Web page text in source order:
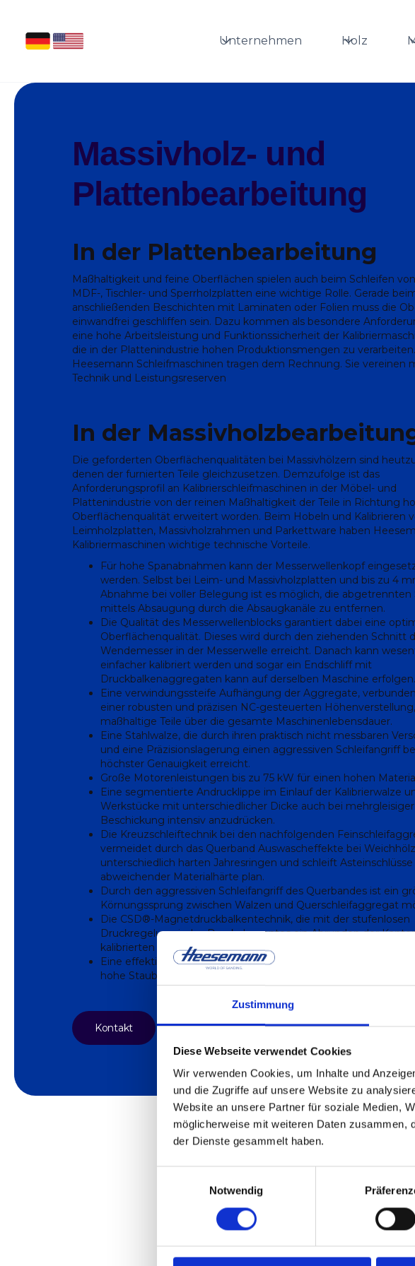
Zustimmung
Diese Webseite verwendet Cookies
Wir verwenden Cookies, um Inhalte und
und die Zugriffe auf unsere Website zu
Website an unsere Partner für soziale Medien,
möglicherweise mit weiteren Daten zusammen,
der Dienste gesammelt haben.
Notwendig
Unternehmen Holz
Massivholz- und
Plattenbearbeitung
In der Plattenbearbeitung
Maßhaltigkeit und feine Oberflächen spielen auch beim Schleifen
MDF-, Tischler- und Sperrholzplatten eine wichtige Rolle. Gerade
anschließenden Beschichten mit Laminaten oder Folien muss die
einwandfrei geschliffen sein. Dazu kommen als besondere
eine hohe Arbeitsleistung und Funktionssicherheit der
die in der Plattenindustrie hohen Produktionsmengen zu verarbeiten.
Heesemann Schleifmaschinen tragen dem Rechnung. Sie vereinen
Technik und Leistungsreserven
In der
Die geforderten Oberflächenqualitäten bei Massivhölzern sind
denen der furnierten Teile gleichzusetzen. Demzufolge ist das
Anforderungsprofil an Kalibrierschleifmaschinen in der Möbel- und
Plattenindustrie von der reinen Maßhaltigkeit der Teile in Richtung
Oberflächenqualität erweitert worden. Beim Hobeln und Kalibrieren
Leimholzplatten, Massivholzrahmen und Parkettware haben
Kalibriermaschinen wichtige technische Vorteile.
Für hohe Spanabnahmen kann der Messerwellenkopf
werden. Selbst bei Leim- und Massivholzplatten und bis zu 4
Abnahme bei voller Belegung ist es möglich, die abgetrennten
mittels Absaugung durch die Absaugkanäle zu entfernen.
Die Qualität des Messerwellenblocks garantiert dabei eine
Oberflächenqualität. Dieses wird durch den ziehenden Schnitt
Wendemesser in der Messerwelle erreicht. Danach kann
einfacher kalibriert werden und sogar ein Endschliff mit
Druckbalkenaggregaten kann auf derselben Maschine erfolgen.
Eine verwindungssteife Aufhängung der Aggregate,
einer robusten und präzisen NC-gesteuerten
maßhaltige Teile über die gesamte Maschinenlebensdauer.
Eine Stahlwalze, die durch ihren praktisch nicht messbaren
und eine Präzisionslagerung einen aggressiven Schleifangriff
höchster Genauigkeit erreicht.
Große Motorenleistungen bis zu 75 kW für einen hohen
Eine segmentierte Andrucklippe im Einlauf der Kalibrierwalze
Werkstücke mit unterschiedlicher Dicke auch bei mehrgleisiger
Beschickung intensiv anzudrücken.
Die Kreuzschleiftechnik bei den nachfolgenden
vermeidet durch das Querband Auswascheffekte bei
unterschiedlich harten Jahresringen und schleift
abweichender Materialhärte plan.
Durch den aggressiven Schleifangriff des Querbandes ist ein
Körnungssprung zwischen Walzen und Querschleifaggregat
Die CSD®-Magnetdruckbalkentechnik, die mit der stufenlosen
Druckregelung jedes Druckelementes ein Abrunden der
kalibrierten Flächen ausschließt.
Eine effektive und sparsame Bandreinigung und Absaugung,
hohe Staubmengen bewältigt.
Kontakt